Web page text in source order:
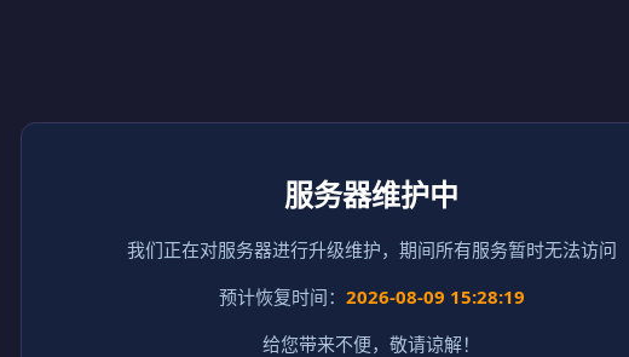
服务器维护中
我们正在对服务器进行升级维护，期间所有服务暂时无法访问
预计恢复时间： 2026-08-09 15:28:19
给您带来不便，敬请谅解！